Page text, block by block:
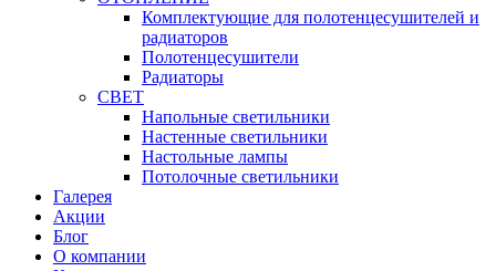
Комплектующие для полотенцесушителей и
радиаторов
Полотенцесушители
Радиаторы
СВЕТ
Напольные светильники
Настенные светильники
Настольные лампы
Потолочные светильники
Галерея
Акции
Блог
О компании